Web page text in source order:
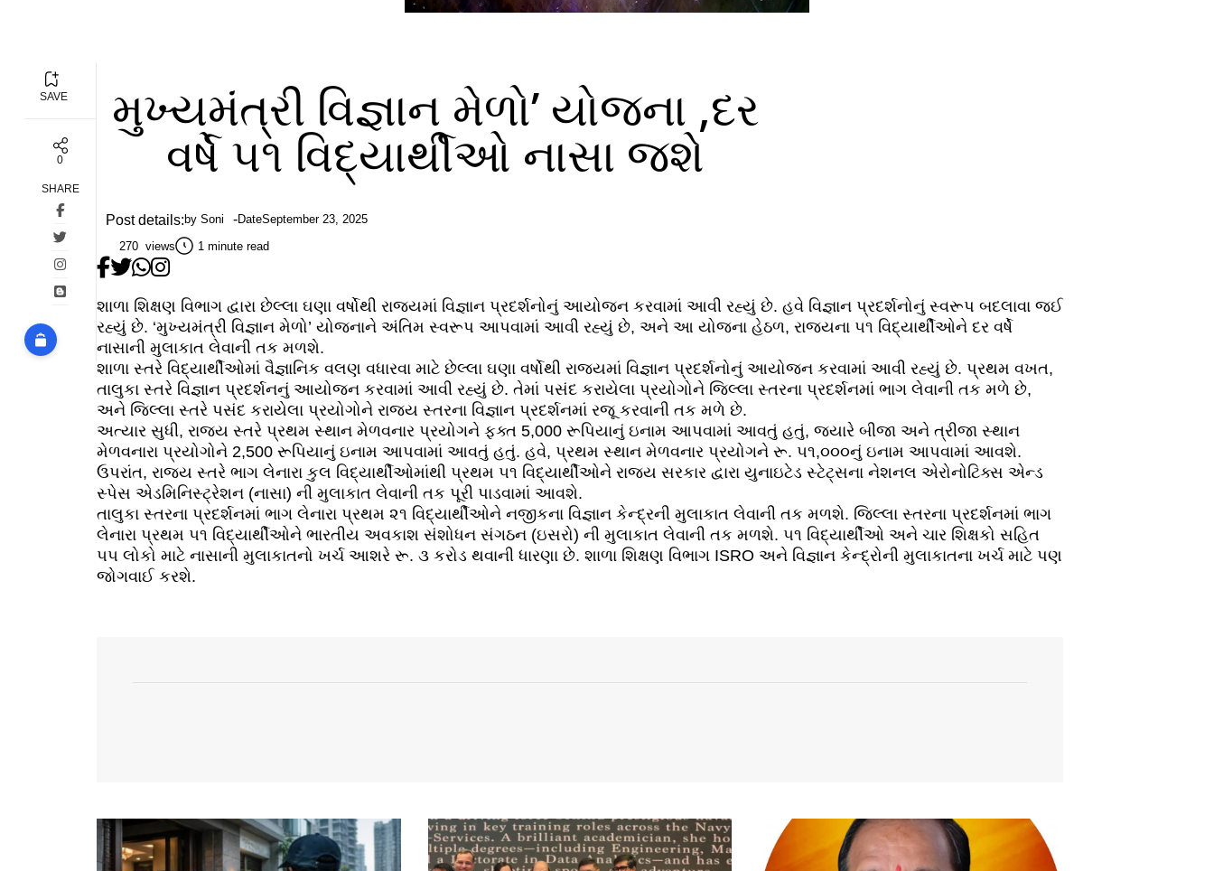
SAVE
0
SHARE
મુખ્યમંત્રી વિજ્ઞાન મેળો’ યોજના ,દર
વર્ષે ૫૧ વિદ્યાર્થીઓ નાસા જશે
Post details: by Soni DateSeptember 23, 2025
270 views
1 minute read
શાળા શિક્ષણ વિભાગ દ્વારા છેલ્લા ઘણા વર્ષોથી રાજ્યમાં વિજ્ઞાન પ્રદર્શનોનું આયોજન કરવામાં આવી રહ્યું છે. હવે વિજ્ઞાન પ્રદર્શનોનું સ્વરૂપ બદલાવા જઈ
રહ્યું છે. ‘મુખ્યમંત્રી વિજ્ઞાન મેળો’ યોજનાને અંતિમ સ્વરૂપ આપવામાં આવી રહ્યું છે, અને આ યોજના હેઠળ, રાજ્યના ૫૧ વિદ્યાર્થીઓને દર વર્ષે
નાસાની મુલાકાત લેવાની તક મળશે.
શાળા સ્તરે વિદ્યાર્થીઓમાં વૈજ્ઞાનિક વલણ વધારવા માટે છેલ્લા ઘણા વર્ષોથી રાજ્યમાં વિજ્ઞાન પ્રદર્શનોનું આયોજન કરવામાં આવી રહ્યું છે. પ્રથમ વખત,
તાલુકા સ્તરે વિજ્ઞાન પ્રદર્શનનું આયોજન કરવામાં આવી રહ્યું છે. તેમાં પસંદ કરાયેલા પ્રયોગોને જિલ્લા સ્તરના પ્રદર્શનમાં ભાગ લેવાની તક મળે છે,
અને જિલ્લા સ્તરે પસંદ કરાયેલા પ્રયોગોને રાજ્ય સ્તરના વિજ્ઞાન પ્રદર્શનમાં રજૂ કરવાની તક મળે છે.
અત્યાર સુધી, રાજ્ય સ્તરે પ્રથમ સ્થાન મેળવનાર પ્રયોગને ફક્ત 5,000 રૂપિયાનું ઇનામ આપવામાં આવતું હતું, જ્યારે બીજા અને ત્રીજા સ્થાન
મેળવનારા પ્રયોગોને 2,500 રૂપિયાનું ઇનામ આપવામાં આવતું હતું. હવે, પ્રથમ સ્થાન મેળવનાર પ્રયોગને રૂ. ૫૧,૦૦૦નું ઇનામ આપવામાં આવશે.
ઉપરાંત, રાજ્ય સ્તરે ભાગ લેનારા કુલ વિદ્યાર્થીઓમાંથી પ્રથમ ૫૧ વિદ્યાર્થીઓને રાજ્ય સરકાર દ્વારા યુનાઇટેડ સ્ટેટ્સના નેશનલ એરોનોટિક્સ એન્ડ
સ્પેસ એડમિનિસ્ટ્રેશન (નાસા) ની મુલાકાત લેવાની તક પૂરી પાડવામાં આવશે.
તાલુકા સ્તરના પ્રદર્શનમાં ભાગ લેનારા પ્રથમ ૨૧ વિદ્યાર્થીઓને નજીકના વિજ્ઞાન કેન્દ્રની મુલાકાત લેવાની તક મળશે. જિલ્લા સ્તરના પ્રદર્શનમાં ભાગ
લેનારા પ્રથમ ૫૧ વિદ્યાર્થીઓને ભારતીય અવકાશ સંશોધન સંગઠન (ઇસરો) ની મુલાકાત લેવાની તક મળશે. ૫૧ વિદ્યાર્થીઓ અને ચાર શિક્ષકો સહિત
૫૫ લોકો માટે નાસાની મુલાકાતનો ખર્ચ આશરે રૂ. ૩ કરોડ થવાની ધારણા છે. શાળા શિક્ષણ વિભાગ ISRO અને વિજ્ઞાન કેન્દ્રોની મુલાકાતના ખર્ચ માટે પણ
જોગવાઈ કરશે.